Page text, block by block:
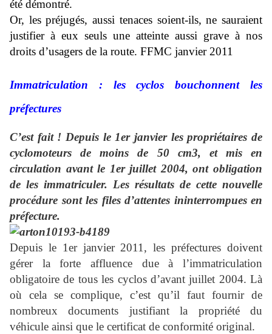
été démontré.
Or, les préjugés, aussi tenaces soient-ils, ne sauraient
justifier à eux seuls une atteinte aussi grave à nos
droits d’usagers de la route. FFMC janvier 2011
Immatriculation : les cyclos bouchonnent les
préfectures
C’est fait ! Depuis le 1er janvier les propriétaires de
cyclomoteurs de moins de 50 cm3, et mis en
circulation avant le 1er juillet 2004, ont obligation
de les immatriculer. Les résultats de cette nouvelle
procédure sont les files d’attentes ininterrompues en
préfecture.
Depuis le 1er janvier 2011, les préfectures doivent
gérer la forte affluence due à l’immatriculation
obligatoire de tous les cyclos d’avant juillet 2004. Là
où cela se complique, c’est qu’il faut fournir de
nombreux documents justifiant la propriété du
véhicule ainsi que le certificat de conformité original.